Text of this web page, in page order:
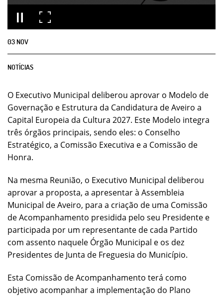
03 NOV
NOTÍCIAS
O Executivo Municipal deliberou aprovar o Modelo de
Governação e Estrutura da Candidatura de Aveiro a
Capital Europeia da Cultura 2027. Este Modelo integra
três órgãos principais, sendo eles: o Conselho
Estratégico, a Comissão Executiva e a Comissão de
Honra.
Na mesma Reunião, o Executivo Municipal deliberou
aprovar a proposta, a apresentar à Assembleia
Municipal de Aveiro, para a criação de uma Comissão
de Acompanhamento presidida pelo seu Presidente e
participada por um representante de cada Partido
com assento naquele Órgão Municipal e os dez
Presidentes de Junta de Freguesia do Município.
Esta Comissão de Acompanhamento terá como
objetivo acompanhar a implementação do Plano